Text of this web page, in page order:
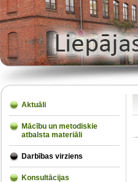
Aktuāli
Mācību un metodiskie
atbalsta materiāli
Darbības virziens
Konsultācijas